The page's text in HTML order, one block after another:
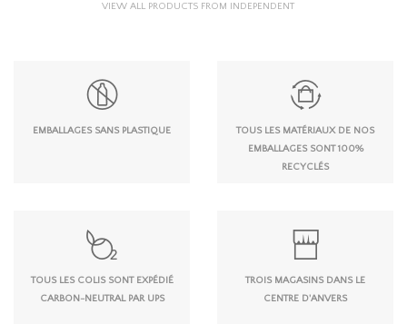
VIEW ALL PRODUCTS FROM INDEPENDENT
EMBALLAGES SANS PLASTIQUE
TOUS LES MATÉRIAUX DE NOS
EMBALLAGES SONT 100%
RECYCLÉS
TOUS LES COLIS SONT EXPÉDIÉ
CARBON-NEUTRAL PAR UPS
TROIS MAGASINS DANS LE
CENTRE D'ANVERS